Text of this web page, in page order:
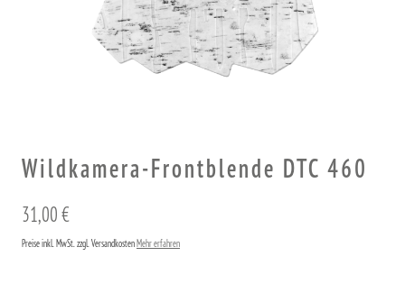
Wildkamera-Frontblende DTC 460
31,00 €
Preise inkl. MwSt. zzgl. VersandkostenMehr erfahren